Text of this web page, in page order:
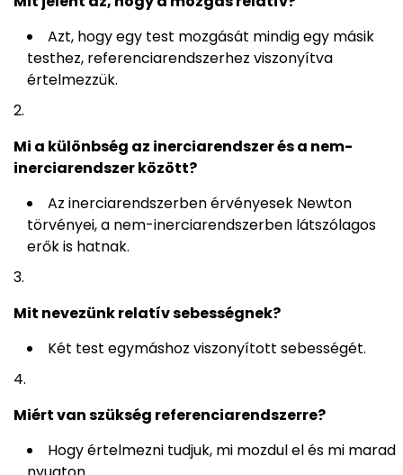
Azt, hogy egy test mozgását mindig egy másik
testhez, referenciarendszerhez viszonyítva
értelmezzük.
Mi a különbség az inerciarendszer és a nem-
inerciarendszer között?
Az inerciarendszerben érvényesek Newton
törvényei, a nem-inerciarendszerben látszólagos
erők is hatnak.
Mit nevezünk relatív sebességnek?
Két test egymáshoz viszonyított sebességét.
Miért van szükség referenciarendszerre?
Hogy értelmezni tudjuk, mi mozdul el és mi marad